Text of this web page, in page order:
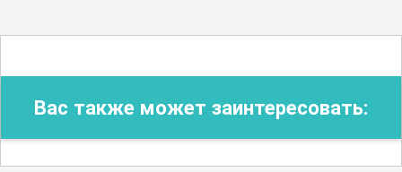
Вас также может заинтересовать: